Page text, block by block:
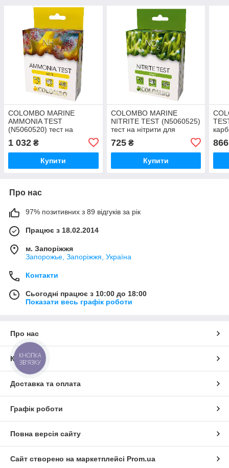
COLOMBO MARINE
AMMONIA TEST
(N5060520) тест на
морського акваріуму
1 032 ₴
Купити
COLOMBO MARINE
NITRITE TEST (N5060525)
тест на нітрити для
725₴
Купити
866
Про нас
97% позитивних з 89 відгуків за рік
Працює з 18.02.2014
м. Запоріжжя
Запорожье, Запоріжжя, Україна
Контакти
Сьогодні працює з 10:00 до 18:00
Показати весь графік роботи
Про нас
Контакти
Доставка та оплата
Графік роботи
Повна версія сайту
Сайт створено на маркетплейсі Prom.ua
КНОПКА
ЗВ'ЯЗКУ